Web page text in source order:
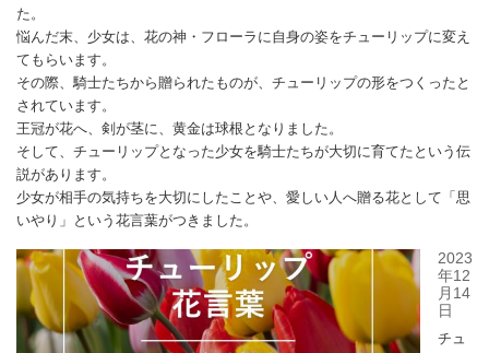
た。
悩んだ末、少女は、花の神・フローラに自身の姿をチューリップに変え
てもらいます。
その際、騎士たちから贈られたものが、 チューリップの形をつくったと
されています。
王冠が花へ、剣が茎に、黄金は球根となりました。
そして、 チューリップとなった少女を騎士たちが大切に育てたという伝
説があります。
少女が相手の気持ちを大切にしたことや、愛しい人へ贈る花として「思
いやり」という花言葉がつきました。